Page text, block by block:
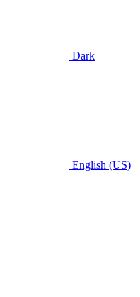
Dark
English (US)